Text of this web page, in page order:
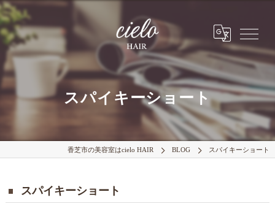
スパイキーショート
香芝市の美容室はcielo HAIR BLOG スパイキーショート
スパイキーショート